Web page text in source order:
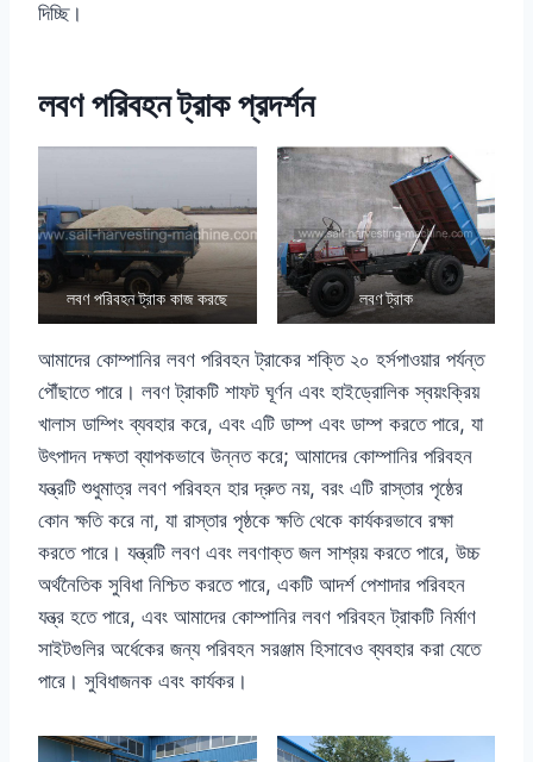
দিচ্ছি।
লবণ পরিবহন ট্রাক প্রদর্শন
লবণ পরিবহন ট্রাক কাজ করছে লবণ ট্রাক
আমাদের কোম্পানির লবণ পরিবহন ট্রাকের শক্তি ২০ হর্সপাওয়ার পর্যন্ত
পৌঁছাতে পারে। লবণ ট্রাকটি শাফট ঘূর্ণন এবং হাইড্রোলিক স্বয়ংক্রিয়
খালাস ডাম্পিং ব্যবহার করে, এবং এটি ডাম্প এবং ডাম্প করতে পারে, যা
উৎপাদন দক্ষতা ব্যাপকভাবে উন্নত করে; আমাদের কোম্পানির পরিবহন
যন্ত্রটি শুধুমাত্র লবণ পরিবহন হার দ্রুত নয়, বরং এটি রাস্তার পৃষ্ঠের
কোন ক্ষতি করে না, যা রাস্তার পৃষ্ঠকে ক্ষতি থেকে কার্যকরভাবে রক্ষা
করতে পারে। যন্ত্রটি লবণ এবং লবণাক্ত জল সাশ্রয় করতে পারে, উচ্চ
অর্থনৈতিক সুবিধা নিশ্চিত করতে পারে, একটি আদর্শ পেশাদার পরিবহন
যন্ত্র হতে পারে, এবং আমাদের কোম্পানির লবণ পরিবহন ট্রাকটি নির্মাণ
সাইটগুলির অর্ধেকের জন্য পরিবহন সরঞ্জাম হিসাবেও ব্যবহার করা যেতে
পারে। সুবিধাজনক এবং কার্যকর।